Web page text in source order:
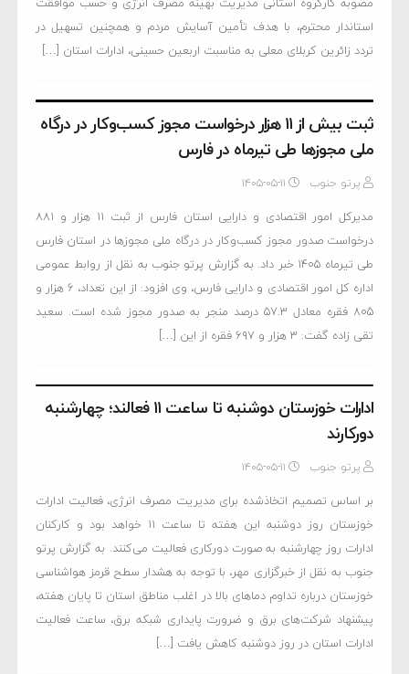
استاندار محترم، با هدف تأمین آسایش مردم و همچنین تسهیل در
تردد زائرین کربلای معلی به مناسبت اربعین حسینی، ادارات استان […]
ثبت بیش از ۱۱ هزار درخواست مجوز کسب‌وکار در درگاه
ملی مجوزها طی تیرماه در فارس
پرتو جنوب ۱۴۰۵-۰۵-۱۱
مدیرکل امور اقتصادی و دارایی استان فارس از ثبت ۱۱ هزار و ۸۸۱
درخواست صدور مجوز کسب‌وکار در درگاه ملی مجوزها در استان فارس
طی تیرماه ۱۴۰۵ خبر داد. به گزارش پرتو جنوب به نقل از روابط عمومی
اداره کل امور اقتصادی و دارایی فارس، وی افزود: از این تعداد، 6 هزار و
805 فقره معادل 57.3 درصد منجر به صدور مجوز شده است. سعید
تقی زاده گفت: ۳ هزار و ۶۹۷ فقره از این […]
ادارات خوزستان دوشنبه تا ساعت ۱۱ فعالند؛ چهارشنبه
دورکارند
پرتو جنوب ۱۴۰۵-۰۵-۱۱
بر اساس تصمیم اتخاذشده برای مدیریت مصرف انرژی، فعالیت ادارات
خوزستان روز دوشنبه این هفته تا ساعت ۱۱ خواهد بود و کارکنان
ادارات روز چهارشنبه به صورت دورکاری فعالیت می‌کنند. به گزارش پرتو
جنوب به نقل از خبرگزاری مهر، با توجه به هشدار سطح قرمز هواشناسی
خوزستان درباره تداوم دماهای بالا در اغلب مناطق استان تا پایان هفته،
پیشنهاد شرکت‌های برق و ضرورت پایداری شبکه برق، ساعت فعالیت
ادارات استان در روز دوشنبه کاهش یافت […]